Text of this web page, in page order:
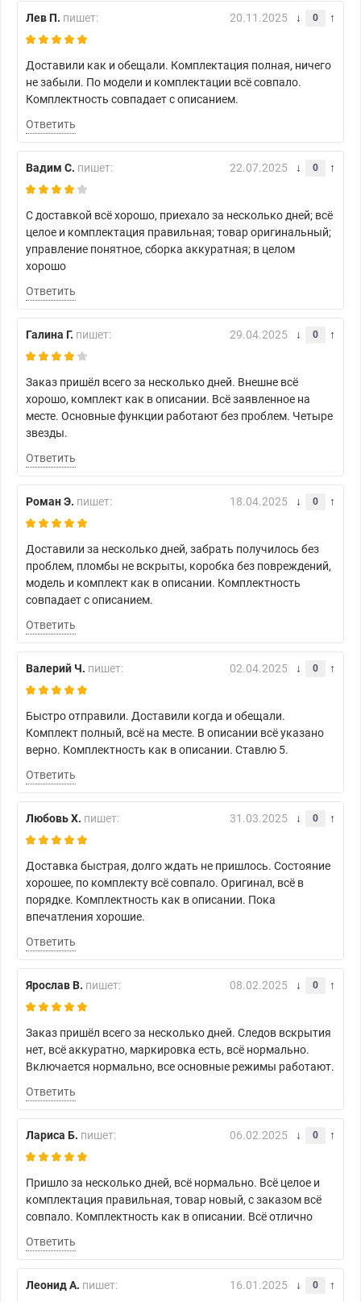
Лев П. пишет: 20.11.2025 0
Доставили как и обещали. Комплектация полная, ничего
не забыли. По модели и комплектации всё совпало.
Комплектность совпадает с описанием.
Ответить
Вадим С. пишет: 22.07.2025 0
С доставкой всё хорошо, приехало за несколько дней; всё
целое и комплектация правильная; товар оригинальный;
управление понятное, сборка аккуратная; в целом
хорошо
Ответить
Галина Г. пишет: 29.04.2025 0
Заказ пришёл всего за несколько дней. Внешне всё
хорошо, комплект как в описании. Всё заявленное на
месте. Основные функции работают без проблем. Четыре
звезды.
Ответить
Роман Э. пишет: 18.04.2025 0
Доставили за несколько дней, забрать получилось без
проблем, пломбы не вскрыты, коробка без повреждений,
модель и комплект как в описании. Комплектность
совпадает с описанием.
Ответить
Валерий Ч. пишет: 02.04.2025 0
Быстро отправили. Доставили когда и обещали.
Комплект полный, всё на месте. В описании всё указано
верно. Комплектность как в описании. Ставлю 5.
Ответить
Любовь Х. пишет: 31.03.2025 0
Доставка быстрая, долго ждать не пришлось. Состояние
хорошее, по комплекту всё совпало. Оригинал, всё в
порядке. Комплектность как в описании. Пока
впечатления хорошие.
Ответить
Ярослав В. пишет: 08.02.2025 0
Заказ пришёл всего за несколько дней. Следов вскрытия
нет, всё аккуратно, маркировка есть, всё нормально.
Включается нормально, все основные режимы работают.
Ответить
Лариса Б. пишет: 06.02.2025 0
Пришло за несколько дней, всё нормально. Всё целое и
комплектация правильная, товар новый, с заказом всё
совпало. Комплектность как в описании. Всё отлично
Ответить
Леонид А. пишет: 16.01.2025 0